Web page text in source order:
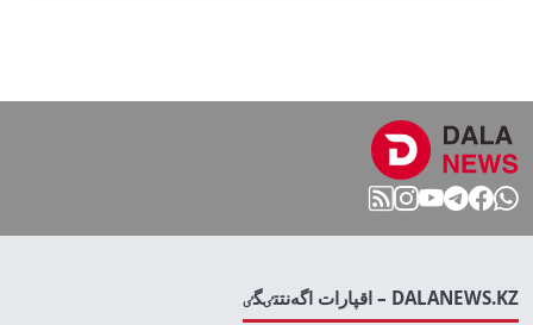
DALANEWS.KZ – اقپارات اگەنتتٸگٸ